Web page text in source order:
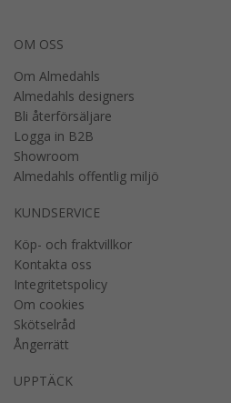
OM OSS
Om Almedahls
Almedahls designers
Bli återförsäljare
Logga in B2B
Showroom
Almedahls offentlig miljö
KUNDSERVICE
Köp- och fraktvillkor
Kontakta oss
Integritetspolicy
Om cookies
Skötselråd
Ångerrätt
UPPTÄCK